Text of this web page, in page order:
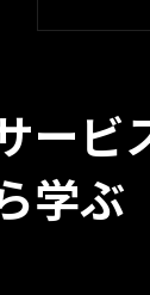
広島
ービ
学ぶ